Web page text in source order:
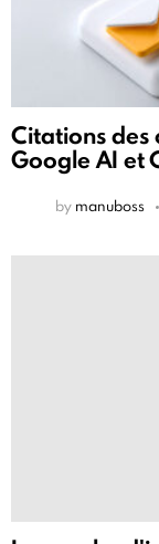
Citations des
Google AI et
by manuboss